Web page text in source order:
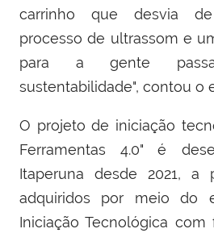
carrinho que desvia
processo de ultrassom e
para a gente
sustentabilidade", contou o
O projeto de iniciação
Ferramentas 4.0" é
Itaperuna desde 2021, a
adquiridos por meio do
Iniciação Tecnológica